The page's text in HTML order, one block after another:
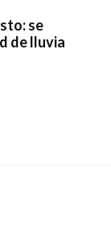
se
de lluvia